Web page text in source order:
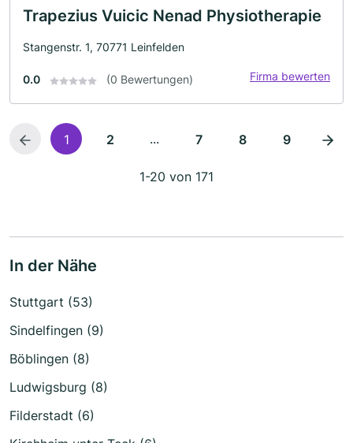
Trapezius Vuicic Nenad Physiotherapie
Stangenstr. 1, 70771 Leinfelden
0.0 (0 Bewertungen) Firma bewerten
1 2 ... 7 8 9
1-20 von 171
In der Nähe
Stuttgart (53)
Sindelfingen (9)
Böblingen (8)
Ludwigsburg (8)
Filderstadt (6)